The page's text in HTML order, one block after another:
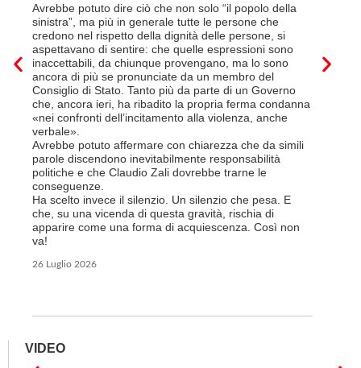
Avrebbe potuto dire ciò che non solo “il popolo della
sinistra”, ma più in generale tutte le persone che
credono nel rispetto della dignità delle persone, si
aspettavano di sentire: che quelle espressioni sono
inaccettabili, da chiunque provengano, ma lo sono
ancora di più se pronunciate da un membro del
Consiglio di Stato. Tanto più da parte di un Governo
che, ancora ieri, ha ribadito la propria ferma condanna
«nei confronti dell’incitamento alla violenza, anche
verbale».
Avrebbe potuto affermare con chiarezza che da simili
parole discendono inevitabilmente responsabilità
politiche e che Claudio Zali dovrebbe trarne le
conseguenze.
Ha scelto invece il silenzio. Un silenzio che pesa. E
che, su una vicenda di questa gravità, rischia di
apparire come una forma di acquiescenza. Così non
va!
26 Luglio 2026
franchi
Questa
VIDEO